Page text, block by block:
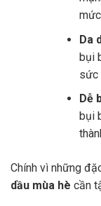
Da
bụi
sức
Dễ
bụi
Chính vì những
dầu mùa hè cần